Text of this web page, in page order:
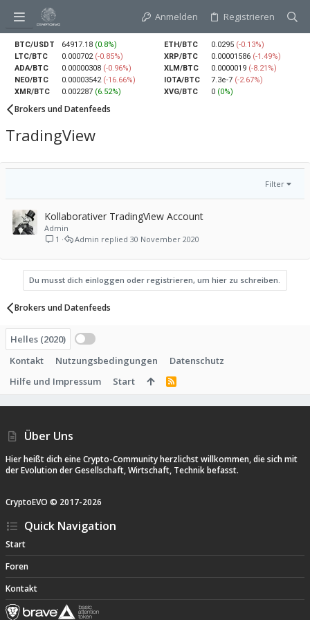
Anmelden Registrieren
BTC/USDT 64917.18 (0.8%) ETH/BTC 0.0295 (-0.13%)
LTC/BTC
0.000702 (-0.85%) XRP/BTC 0.00001586 (-1.49%)
ADA/BTC
0.00000308 (-0.96%) XLM/BTC 0.0000019 (-8.21%)
NEO/BTC
0.00003542 (-16.66%) IOTA/BTC 7.3e-7 (-2.67%)
XMR/BTC
0.002287 (6.52%) XVG/BTC 0 (0%)
Brokers und Datenfeeds
TradingView
Filter
Kollaborativer TradingView Account
Admin
1
30 November 2020
Admin
Du musst dich einloggen oder registrieren, um hier zu schreiben.
Brokers und Datenfeeds
Helles (2020)
Kontakt
Nutzungsbedingungen
Datenschutz
Hilfe und Impressum
Start
R
Über Uns
Hier heißt dich eine Crypto-Community herzlichst willkommen, die sich mit
der Evolution der Gesellschaft, Wirtschaft, Technik befasst.
CryptoEVO © 2017-2026
Quick Navigation
Start
Foren
Kontakt